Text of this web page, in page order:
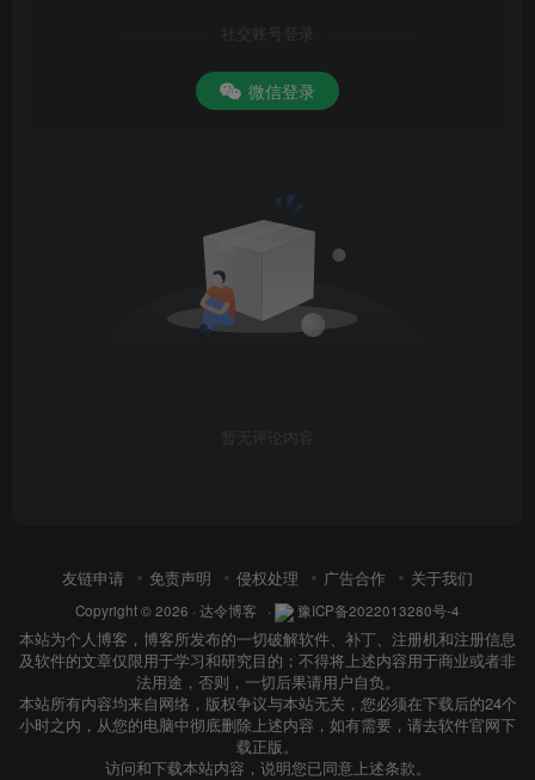
社交账号登录
微信登录
暂无评论内容
友链申请 免责声明 侵权处理 广告合作 关于我们
Copyright © 2026 · 达令博客 · 豫ICP备2022013280号-4
本站为个人博客，博客所发布的一切破解软件、补丁、注册机和注册信息
及软件的文章仅限用于学习和研究目的；不得将上述内容用于商业或者非
法用途，否则，一切后果请用户自负。
本站所有内容均来自网络，版权争议与本站无关，您必须在下载后的24个
小时之内，从您的电脑中彻底删除上述内容，如有需要，请去软件官网下
载正版。
访问和下载本站内容，说明您已同意上述条款。